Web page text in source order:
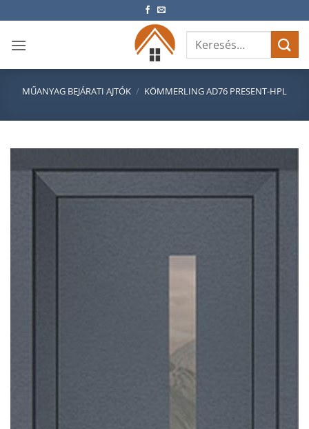
to
content
Keresés
következőre:
MŰANYAG BEJÁRATI AJTÓK / KÖMMERLING AD76 PRESENT-HPL